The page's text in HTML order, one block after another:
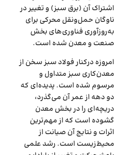
اشتراک آن (برق سبز) و تغییر در
ناوگان حمل‌‌‌ونقل محرکی برای
به‌روزآوری فناوری‌‌‌های بخش
صنعت و معدن شده است.
امروزه درکنار فولاد سبز سخن از
معدن‌کاری سبز متداول و
مرسوم شده است. پدیده‌‌‌ای که
دو دهه از عمر آن می‌‌‌گذرد،
دریچه‌‌‌ای را در بخش معدن
گشوده است که از مهم‌ترین
اثرات و نتایج آن صیانت از
محیط‌زیست است. رشد علمی